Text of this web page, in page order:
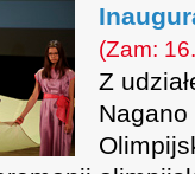
(Zam:
Z